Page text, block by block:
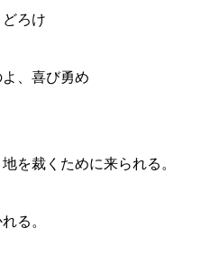
ろけ
、喜び勇め
を裁くために来られる。
る。